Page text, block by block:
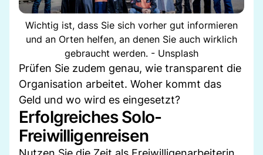
Wichtig ist, dass Sie sich vorher gut informieren
und an Orten helfen, an denen Sie auch wirklich
gebraucht werden. - Unsplash
Prüfen Sie zudem genau, wie transparent die
Organisation arbeitet. Woher kommt das
Geld und wo wird es eingesetzt?
Erfolgreiches Solo-
Freiwilligenreisen